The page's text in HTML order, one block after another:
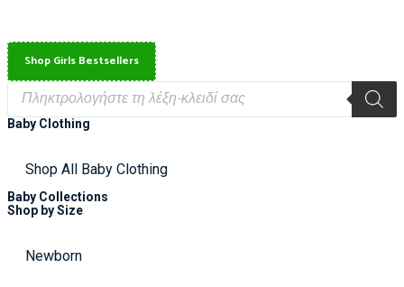
Shop Girls Bestsellers
Baby Clothing
Shop All Baby Clothing
Baby Collections
Shop by Size
Newborn